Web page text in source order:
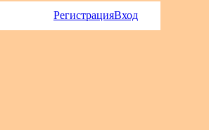
РегистрацияВход